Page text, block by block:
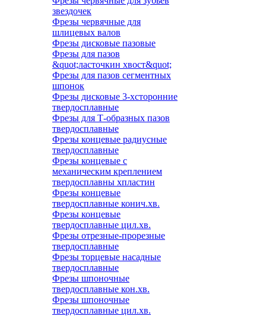
звездочек
Фрезы червячные для
шлицевых валов
Фрезы дисковые пазовые
Фрезы для пазов
&quot;ласточкин хвост&quot;
Фрезы для пазов сегментных
шпонок
Фрезы дисковые 3-хсторонние
твердосплавные
Фрезы для Т-образных пазов
твердосплавные
Фрезы концевые радиусные
твердосплавные
Фрезы концевые с
механическим креплением
твердосплавны хпластин
Фрезы концевые
твердосплавные конич.хв.
Фрезы концевые
твердосплавные цил.хв.
Фрезы отрезные-прорезные
твердосплавные
Фрезы торцевые насадные
твердосплавные
Фрезы шпоночные
твердосплавные кон.хв.
Фрезы шпоночные
твердосплавные цил.хв.